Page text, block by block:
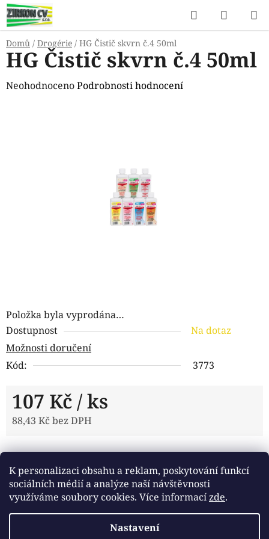
K personalizaci obsahu a reklam, poskytování funkcí
sociálních médií a analýze naší návštěvnosti
využíváme soubory cookies. Více informacízde.
Nastavení
Přejít
na
obsah
Hledat
KOŠÍK
Domů / Drogérie / HG Čistič skvrn č.4 50ml
Položka byla vyprodána…
Dostupnost
Na dotaz
Možnosti doručení
Kód:
3773
107 Kč / ks
88,43 Kč bez DPH
HG Čistič skvrn č.4 50ml
Průměrné
NeohodnocenoPodrobnosti hodnocení
Popis